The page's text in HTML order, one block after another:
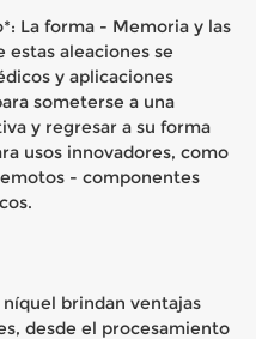
La forma - Memoria y las
estas aleaciones se
y aplicaciones
someterse a una
y regresar a su forma
usos innovadores, como
- componentes
brindan ventajas
desde el procesamiento